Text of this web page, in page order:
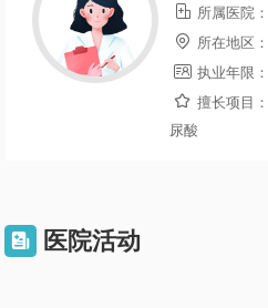
 所属医院：
 所在地区：
 执业年限：
 擅长项目：
尿酸
 医院活动